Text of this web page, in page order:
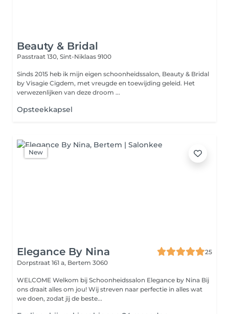
Beauty & Bridal
Passtraat 130, Sint-Niklaas 9100
Sinds 2015 heb ik mijn eigen schoonheidssalon, Beauty & Bridal
by Visagie Cigdem, met vreugde en toewijding geleid. Het
verwezenlijken van deze droom ...
Opsteekkapsel
New
Elegance By Nina
25
Dorpstraat 161 a, Bertem 3060
WELCOME Welkom bij Schoonheidssalon Elegance by Nina Bij
ons draait alles om jou! Wij streven naar perfectie in alles wat
we doen, zodat jij de beste...